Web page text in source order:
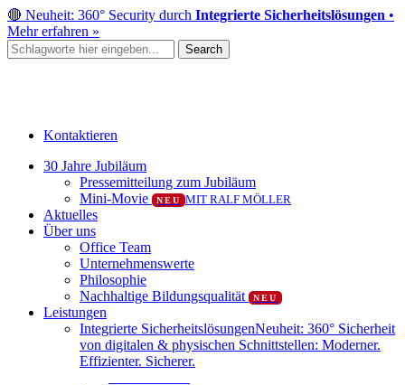
Skip
to
main
content
🔴 Neuheit: 360° Security durch Integrierte Sicherheitslösungen •
Mehr erfahren »
Search
Kontaktieren
Menu
30 Jahre Jubiläum
Pressemitteilung zum Jubiläum
Mini-Movie
NEU MIT RALF MÖLLER
Aktuelles
Über uns
Office Team
Unternehmenswerte
Philosophie
Nachhaltige Bildungsqualität
NEU
Leistungen
Integrierte SicherheitslösungenNeuheit: 360° Sicherheit
von digitalen & physischen Schnittstellen: Moderner.
Effizienter. Sicherer.